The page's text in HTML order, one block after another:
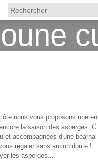
nous vous proposons une en
la saison des asperges. C
et accompagnées d'une béarnai
régaler sans aucun doute !
les asperges...